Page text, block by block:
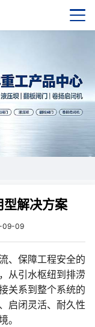
解决方案
09-09
、保障工程安全的
从引水枢纽到排涝
关系到整个系统的
启闭灵活、耐久性
。